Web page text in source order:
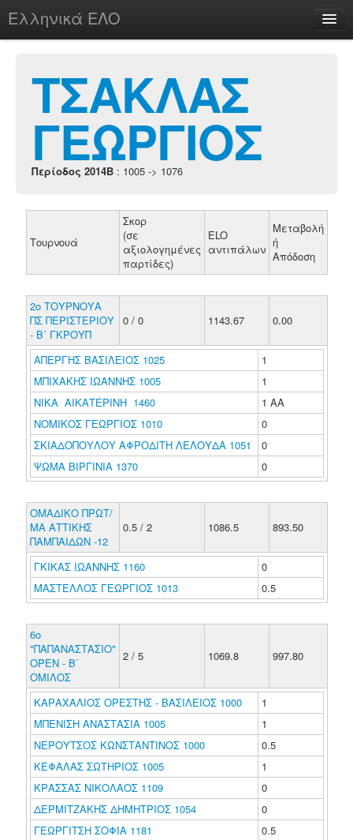
Ελληνικά ΕΛΟ
chesstu.be @ discord
Login
ΤΣΑΚΛΑΣ
ΓΕΩΡΓΙΟΣ
Περίοδος 2014B : 1005 -> 1076
Τουρνουά
Σκορ
(σε
αξιολογημένες
παρτίδες)
ELO
αντιπάλων
Μεταβολή
ή
Απόδοση
2ο ΤΟΥΡΝΟΥΑ
ΠΣ ΠΕΡΙΣΤΕΡΙΟΥ
- Β΄ ΓΚΡΟΥΠ
0 / 0 1143.67 0.00
ΑΠΕΡΓΗΣ ΒΑΣΙΛΕΙΟΣ 1025
1
ΜΠΙΧΑΚΗΣ ΙΩΑΝΝΗΣ 1005
1
ΝΙΚΑ ΑΙΚΑΤΕΡΙΝΗ 1460
1 ΑΑ
ΝΟΜΙΚΟΣ ΓΕΩΡΓΙΟΣ 1010
0
ΣΚΙΑΔΟΠΟΥΛΟΥ ΑΦΡΟΔΙΤΗ ΛΕΛΟΥΔΑ 1051
0
ΨΩΜΑ ΒΙΡΓΙΝΙΑ 1370
0
ΟΜΑΔΙΚΟ ΠΡΩΤ/
ΜΑ ΑΤΤΙΚΗΣ
ΠΑΜΠΑΙΔΩΝ -12
0.5 / 2 1086.5 893.50
ΓΚΙΚΑΣ ΙΩΑΝΝΗΣ 1160
0
ΜΑΣΤΕΛΛΟΣ ΓΕΩΡΓΙΟΣ 1013
0.5
6ο
"ΠΑΠΑΝΑΣΤΑΣΙΟ"
ΟΡΕΝ - Β΄
ΟΜΙΛΟΣ
2 / 5 1069.8 997.80
ΚΑΡΑΧΑΛΙΟΣ ΟΡΕΣΤΗΣ - ΒΑΣΙΛΕΙΟΣ 1000
1
ΜΠΕΝΙΣΗ ΑΝΑΣΤΑΣΙΑ 1005
1
ΝΕΡΟΥΤΣΟΣ ΚΩΝΣΤΑΝΤΙΝΟΣ 1000
0.5
ΚΕΦΑΛΑΣ ΣΩΤΗΡΙΟΣ 1005
1
ΚΡΑΣΣΑΣ ΝΙΚΟΛΑΟΣ 1109
0
ΔΕΡΜΙΤΖΑΚΗΣ ΔΗΜΗΤΡΙΟΣ 1054
0
ΓΕΩΡΓΙΤΣΗ ΣΟΦΙΑ 1181
0.5